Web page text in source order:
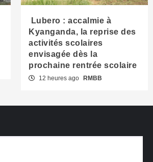
Lubero : accalmie à
Kyanganda, la reprise des
activités scolaires
envisagée dès la
prochaine rentrée scolaire
12 heures ago RMBB